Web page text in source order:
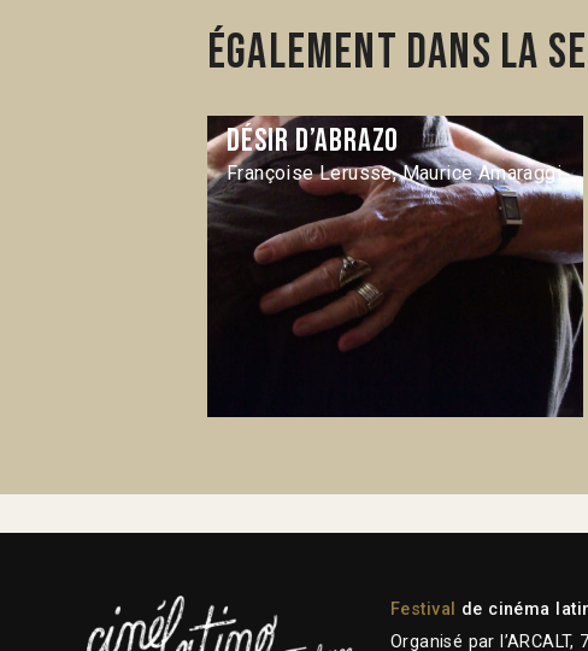
Également dans la
Désir d’abrazo
Françoise Lerusse, Maurice Amaraggi
Festival
de cinéma
Organisé par